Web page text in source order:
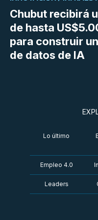
Chubut recibirá
de hasta
para construir
de datos de IA
Lo último
Empleo 4.0
Leaders